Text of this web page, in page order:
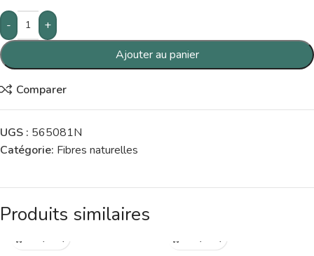
-
+
Ajouter au panier
Comparer
UGS : 565081N
Catégorie: Fibres naturelles
Produits similaires